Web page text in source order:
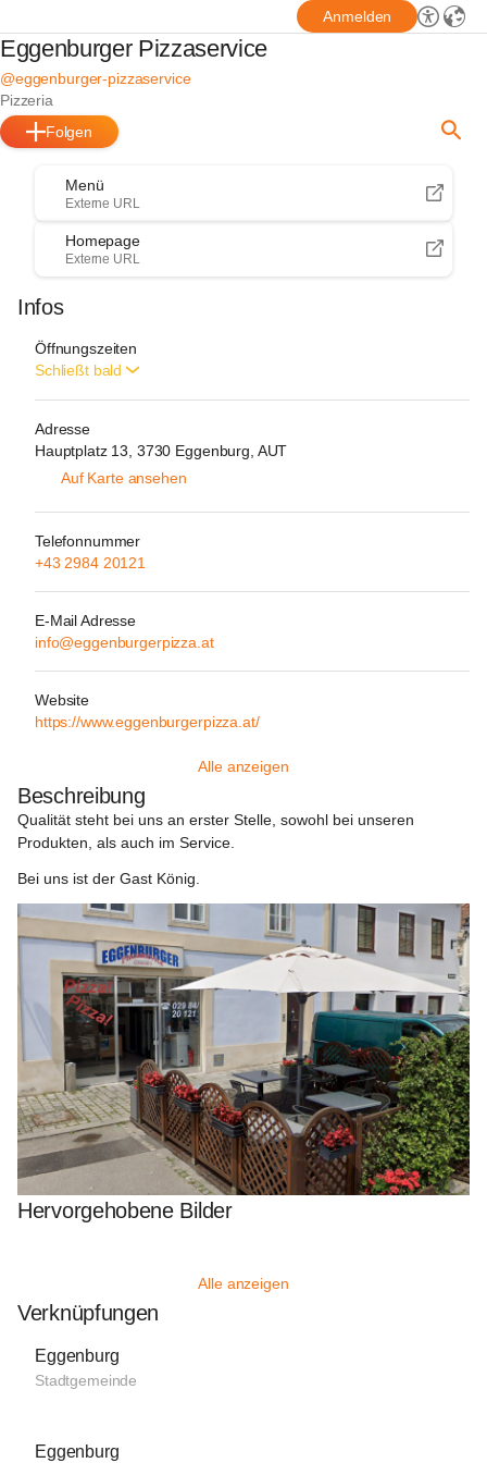
Anmelden
Eggenburger Pizzaservice
@eggenburger-pizzaservice
Pizzeria
Folgen
Menü
Externe URL
Homepage
Externe URL
Infos
Öffnungszeiten
Schließt bald
Adresse
Hauptplatz 13, 3730 Eggenburg, AUT
Auf Karte ansehen
Telefonnummer
+43 2984 20121
E-Mail Adresse
info@eggenburgerpizza.at
Website
https://www.eggenburgerpizza.at/
Alle anzeigen
Beschreibung
Qualität steht bei uns an erster Stelle, sowohl bei unseren
Produkten, als auch im Service.
Bei uns ist der Gast König.
Hervorgehobene Bilder
Alle anzeigen
Verknüpfungen
Eggenburg
Stadtgemeinde
Eggenburg